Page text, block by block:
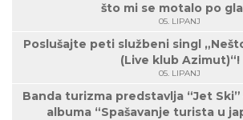
što mi se motalo po
05. LIPANJ
Poslušajte peti službeni singl
(Live klub Azimut)“!
05. LIPANJ
Banda turizma predstavlja “Jet Ski”
albuma “Spašavanje turista u